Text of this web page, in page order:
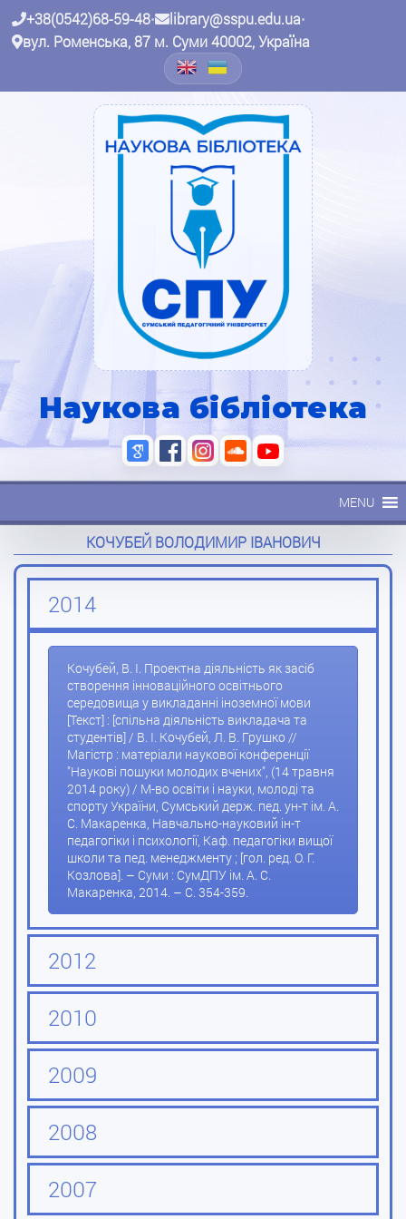
+38(0542)68-59-48• library@sspu.edu.ua•
вул. Роменська, 87 м. Суми 40002, Україна
Наукова бібліотека
MENU
КОЧУБЕЙ ВОЛОДИМИР ІВАНОВИЧ
2014
Кочубей, В. І. Проектна діяльність як засіб
створення інноваційного освітнього
середовища у викладанні іноземної мови
[Текст] : [спільна діяльність викладача та
студентів] / В. І. Кочубей, Л. В. Грушко //
Магістр : матеріали наукової конференції
"Наукові пошуки молодих вчених", (14 травня
2014 року) / М-во освіти і науки, молоді та
спорту України, Сумський держ. пед. ун-т ім. А.
С. Макаренка, Навчально-науковий ін-т
педагогіки і психології, Каф. педагогіки вищої
школи та пед. менеджменту ; [гол. ред. О. Г.
Козлова]. – Суми : СумДПУ ім. А. С.
Макаренка, 2014. – С. 354-359.
2012
2010
2009
2008
2007